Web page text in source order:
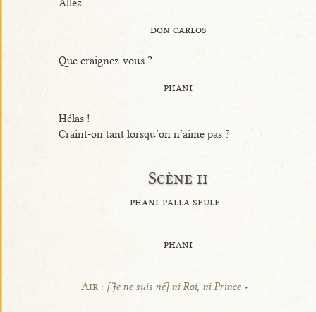
Allez.
don carlos
Que craignez-vous ?
phani
Hélas !
Craint-on tant lorsqu’on n’aime pas ?
Scène ii
phani-palla seule
phani
Air : [Je ne suis né] ni Roi, ni Prince